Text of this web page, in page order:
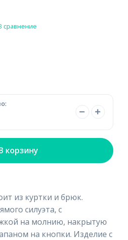
сравнение
корзину
из куртки и брюк.
силуэта, с
на молнию, накрытую
на кнопки. Изделие с